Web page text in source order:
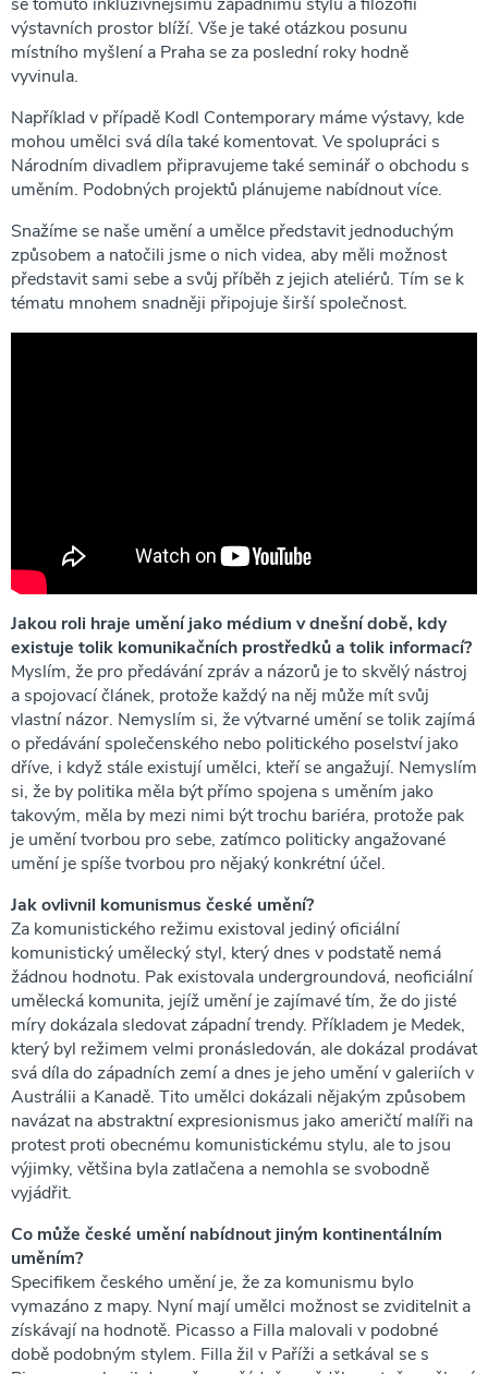
výstavních prostor blíží. Vše je také otázkou posunu
místního myšlení a Praha se za poslední roky hodně
vyvinula.
Například v případě Kodl Contemporary máme výstavy, kde
mohou umělci svá díla také komentovat. Ve spolupráci s
Národním divadlem připravujeme také seminář o obchodu s
uměním. Podobných projektů plánujeme nabídnout více.
Snažíme se naše umění a umělce představit jednoduchým
způsobem a natočili jsme o nich videa, aby měli možnost
představit sami sebe a svůj příběh z jejich ateliérů. Tím se k
tématu mnohem snadněji připojuje širší společnost.
Jakou roli hraje umění jako médium v dnešní době, kdy
existuje tolik komunikačních prostředků a tolik informací?
Myslím, že pro předávání zpráv a názorů je to skvělý nástroj
a spojovací článek, protože každý na něj může mít svůj
vlastní názor. Nemyslím si, že výtvarné umění se tolik zajímá
o předávání společenského nebo politického poselství jako
dříve, i když stále existují umělci, kteří se angažují. Nemyslím
si, že by politika měla být přímo spojena s uměním jako
takovým, měla by mezi nimi být trochu bariéra, protože pak
je umění tvorbou pro sebe, zatímco politicky angažované
umění je spíše tvorbou pro nějaký konkrétní účel.
Jak ovlivnil komunismus české umění?
Za komunistického režimu existoval jediný oficiální
komunistický umělecký styl, který dnes v podstatě nemá
žádnou hodnotu. Pak existovala undergroundová, neoficiální
umělecká komunita, jejíž umění je zajímavé tím, že do jisté
míry dokázala sledovat západní trendy. Příkladem je Medek,
který byl režimem velmi pronásledován, ale dokázal prodávat
svá díla do západních zemí a dnes je jeho umění v galeriích v
Austrálii a Kanadě. Tito umělci dokázali nějakým způsobem
navázat na abstraktní expresionismus jako američtí malíři na
protest proti obecnému komunistickému stylu, ale to jsou
výjimky, většina byla zatlačena a nemohla se svobodně
vyjádřit.
Co může české umění nabídnout jiným kontinentálním
uměním?
Specifikem českého umění je, že za komunismu bylo
vymazáno z mapy. Nyní mají umělci možnost se zviditelnit a
získávají na hodnotě. Picasso a Filla malovali v podobné
době podobným stylem. Filla žil v Paříži a setkával se s